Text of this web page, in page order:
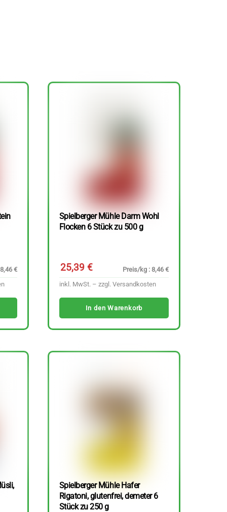
€
Spielberger Mühle Darm Wohl
Flocken 6 Stück zu 500 g
25,39€
Preis/kg : 8,46 €
inkl. MwSt. – zzgl. Versandkosten
In den Warenkorb
Spielberger Mühle Hafer
Rigatoni, glutenfrei, demeter 6
Stück zu 250 g